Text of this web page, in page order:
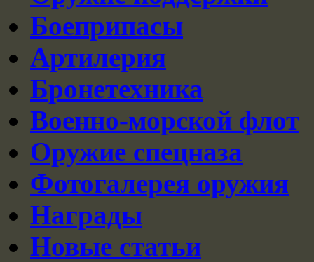
Боеприпасы
Артилерия
Бронетехника
Военно-морской флот
Оружие спецназа
Фотогалерея оружия
Награды
Новые статьи